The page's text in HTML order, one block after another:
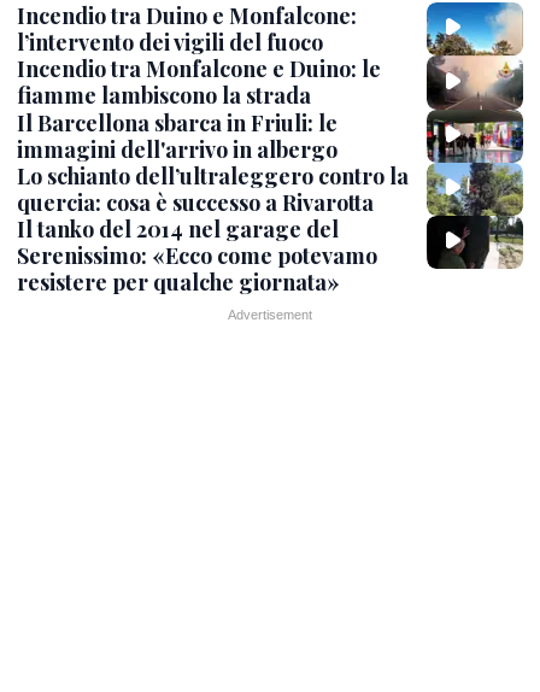
Incendio tra Duino e Monfalcone:
l’intervento dei vigili del fuoco
Incendio tra Monfalcone e Duino: le
fiamme lambiscono la strada
Il Barcellona sbarca in Friuli: le
immagini dell'arrivo in albergo
Lo schianto dell’ultraleggero contro la
quercia: cosa è successo a Rivarotta
Il tanko del 2014 nel garage del
Serenissimo: «Ecco come potevamo
resistere per qualche giornata»